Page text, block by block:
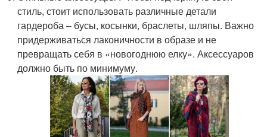
стиль, стоит использовать различные детали
гардероба – бусы, косынки, браслеты, шляпы. Важно
придерживаться лаконичности в образе и не
превращать себя в «новогоднюю елку». Аксессуаров
должно быть по минимуму.